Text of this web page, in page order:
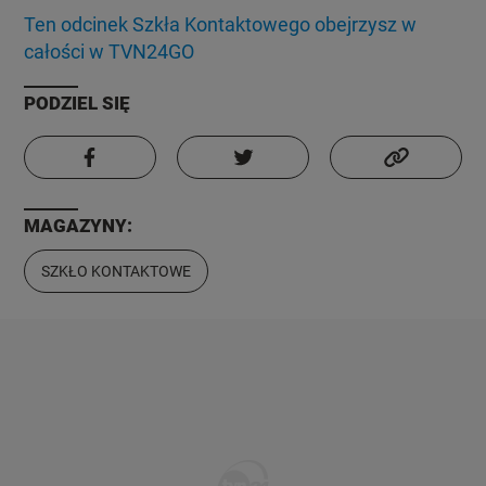
Ten odcinek Szkła Kontaktowego obejrzysz w
całości w TVN24GO
PODZIEL SIĘ
MAGAZYNY:
SZKŁO KONTAKTOWE
KUJAWSKO-POMORSKIE
LUBLIN
LUBUSKIE
OLSZTYN
OPOLE
TOTERAZ
OPINIE
ATAK ROSJI NA UKRAINĘ
SZKŁO KONTAKTOWE
CIEKAWOSTKI